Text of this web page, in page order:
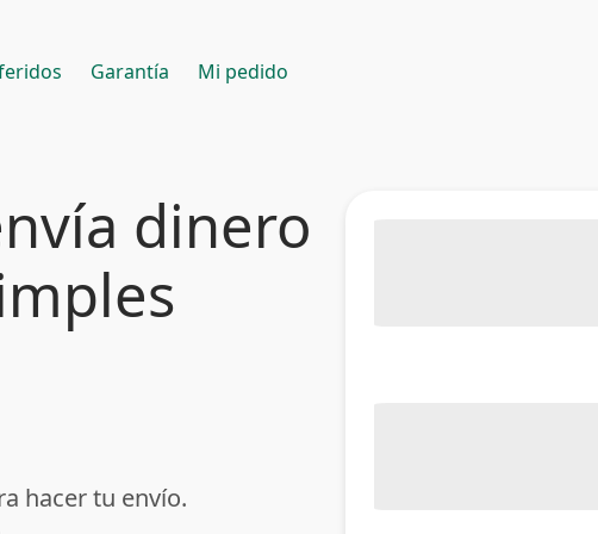
Garantía Mi pedido
dinero
hacer tu envío.